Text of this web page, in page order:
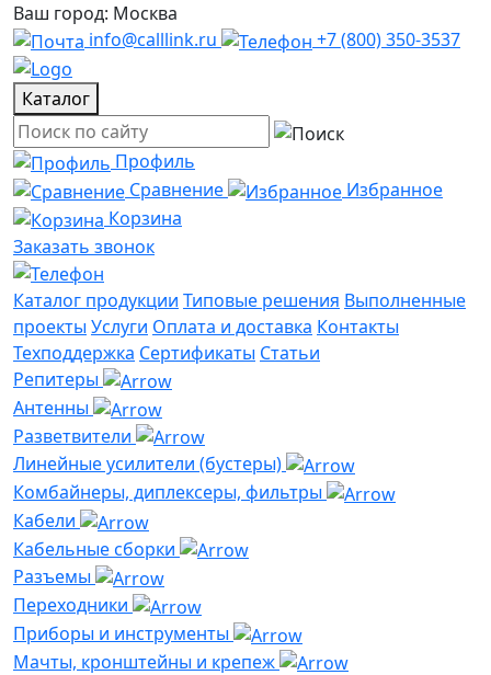
Ваш город: Москва
info@calllink.ru
+7 (800) 350-3537
Каталог
Профиль
Сравнение
Избранное
Корзина
Заказать звонок
Каталог продукции Типовые решения Выполненные
проекты Услуги Оплата и доставка Контакты
Техподдержка Сертификаты Статьи
Репитеры
Антенны
Разветвители
Линейные усилители (бустеры)
Комбайнеры, диплексеры, фильтры
Кабели
Кабельные сборки
Разъемы
Переходники
Приборы и инструменты
Мачты, кронштейны и крепеж